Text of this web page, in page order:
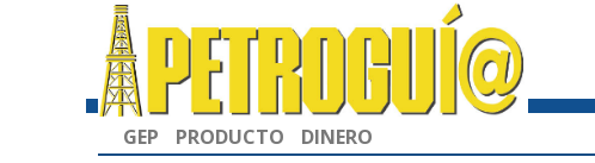
GEP PRODUCTO DINERO